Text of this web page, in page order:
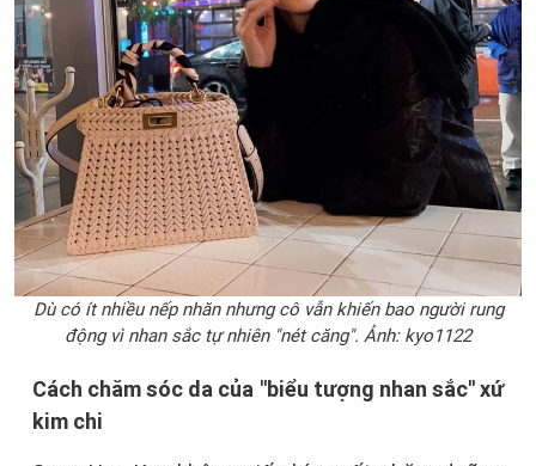
Dù có ít nhiều nếp nhăn nhưng cô vẫn khiến bao người rung
động vì nhan sắc tự nhiên "nét căng". Ảnh: kyo1122
Cách chăm sóc da của "biểu tượng nhan sắc" xứ
kim chi